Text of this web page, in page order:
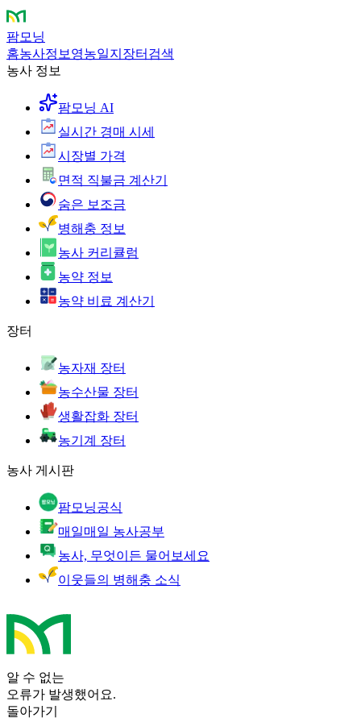
팜모닝
홈농사정보 영농일지 장터 검색
농사 정보
팜모닝 AI
실시간 경매 시세
시장별 가격
면적 직불금 계산기
숨은 보조금
병해충 정보
농사 커리큘럼
농약 정보
농약 비료 계산기
장터
농자재 장터
농수산물 장터
생활잡화 장터
농기계 장터
농사 게시판
팜모닝공식
매일매일 농사공부
농사, 무엇이든 물어보세요
이웃들의 병해충 소식
알 수 없는
오류가 발생했어요.
돌아가기